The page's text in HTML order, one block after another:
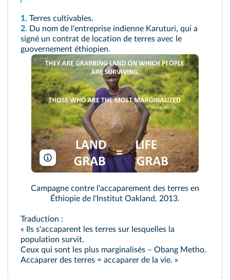
1. Terres cultivables.
2. Du nom de l'entreprise indienne Karuturi, qui a
signé un contrat de location de terres avec le
guovernement éthiopien.
Oakland Institute
Campagne contre l'accaparement des terres en
Éthiopie de l'Institut Oakland, 2013.
Traduction :
« Ils s'accaparent les terres sur lesquelles la
population survit.
Ceux qui sont les plus marginalisés – Obang Metho.
Accaparer des terres = accaparer de la vie. »